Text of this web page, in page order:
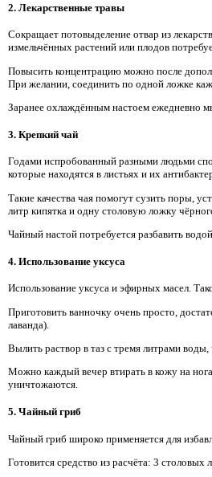
2. Лекарственные травы
Сокращает потовыделение отвар из
измельчённых растений или плодов
Повысить концентрацию можно после
При желании, соединить по одной ложке
Заранее охлаждённым настоем ежедневно
3. Крепкий чай
Годами испробованный разными людьми
которые находятся в листьях и их
Такие качества чая помогут сузить поры,
литр кипятка и одну столовую ложку
Чайный настой потребуется разбавить
4. Использование уксуса
Использование уксуса и эфирных масел.
Приготовить ванночку очень просто,
лаванда).
Вылить раствор в таз с тремя литрами
Можно каждый вечер втирать в кожу на
уничтожаются.
5. Чайный гриб
Чайный гриб широко применяется для
Готовится средство из расчёта: 3